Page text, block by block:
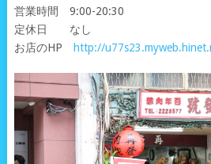
営業時間 9:00-20:30
定休日 なし
お店のHP
http://